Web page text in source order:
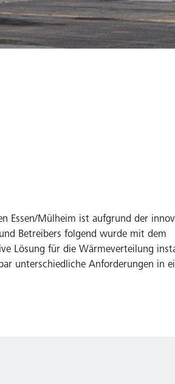
Essen/Mülheim ist aufgrund der
Betreibers folgend wurde mit dem
Lösung für die Wärmeverteilung
unterschiedliche Anforderungen in